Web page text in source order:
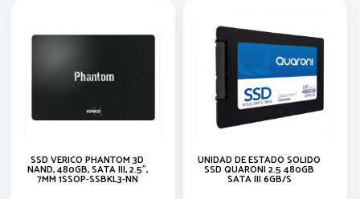
SSD VERICO PHANTOM 3D
NAND, 480GB, SATA III, 2.5",
7MM 1SSOP-SSBKL3-NN
UNIDAD DE ESTADO SOLIDO
SSD QUARONI 2.5 480GB
SATA III 6GB/S